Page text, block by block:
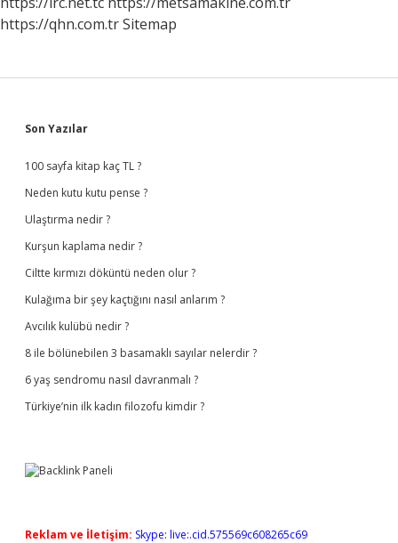
https://qhn.com.trSitemap
Sidebar
Son Yazılar
100 sayfa kitap kaç TL ?
Neden kutu kutu pense ?
Ulaştırma nedir ?
Kurşun kaplama nedir ?
Ciltte kırmızı döküntü neden olur ?
Kulağıma bir şey kaçtığını nasıl anlarım ?
Avcılık kulübü nedir ?
8 ile bölünebilen 3 basamaklı sayılar nelerdir ?
6 yaş sendromu nasıl davranmalı ?
Türkiye’nin ilk kadın filozofu kimdir ?
Reklam ve İletişim: Skype: live:.cid.575569c608265c69